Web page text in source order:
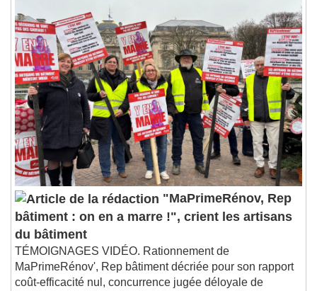
"MaPrimeRénov, Rep
bâtiment : on en a marre !", crient les artisans
du bâtiment
TÉMOIGNAGES VIDÉO. Rationnement de
MaPrimeRénov', Rep bâtiment décriée pour son rapport